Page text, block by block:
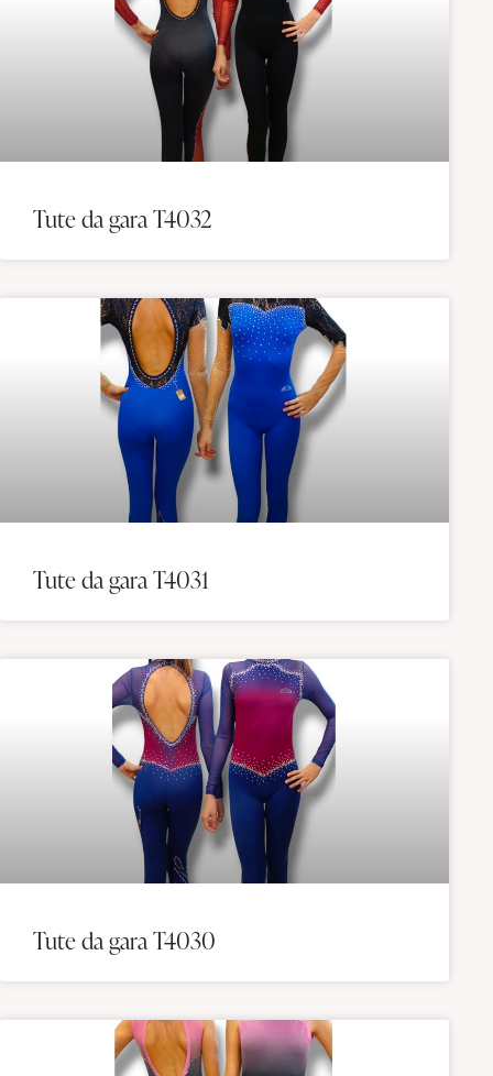
Tute da gara T4032
Tute da gara T4031
Tute da gara T4030